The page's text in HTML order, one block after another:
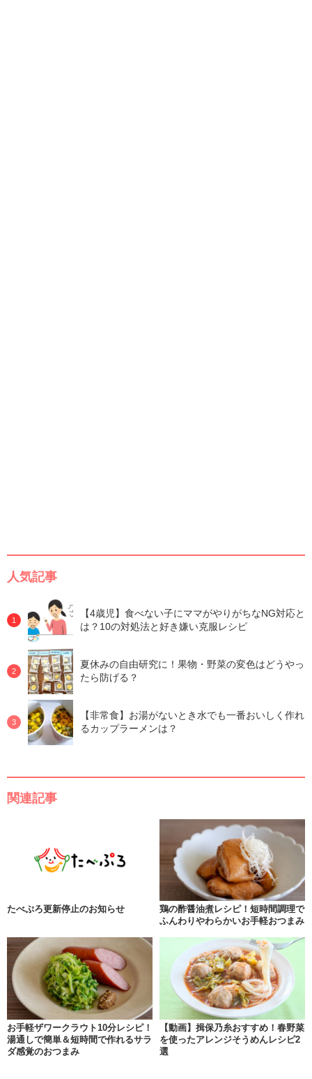
人気記事
【4歳児】食べない子にママがやりがちなNG対応と
は？10の対処法と好き嫌い克服レシピ
夏休みの自由研究に！果物・野菜の変色はどうやっ
たら防げる？
【非常食】お湯がないとき水でも一番おいしく作れ
るカップラーメンは？
関連記事
たべぷろ更新停止のお知らせ
鶏の酢醤油煮レシピ！短時間調理で
ふんわりやわらかいお手軽おつまみ
お手軽ザワークラウト10分レシピ！
湯通しで簡単＆短時間で作れるサラ
ダ感覚のおつまみ
【動画】揖保乃糸おすすめ！春野菜
を使ったアレンジそうめんレシピ2
選